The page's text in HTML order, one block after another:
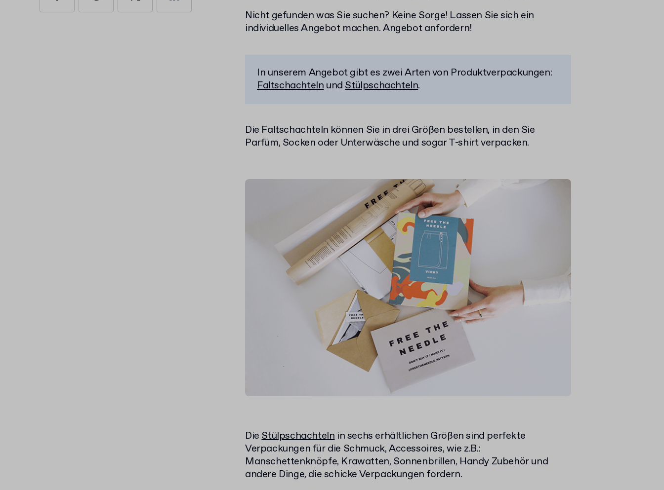
Nicht gefunden was Sie suchen? Keine Sorge! Lassen Sie sich ein
individuelles Angebot machen. Angebot anfordern!
In unserem Angebot gibt es zwei Arten von Produktverpackungen:
FaltschachtelnundStülpschachteln.
Die Faltschachteln können Sie in drei Größen bestellen, in den Sie
Parfüm, Socken oder Unterwäsche und sogar T-shirt verpacken.
DieStülpschachtelnin sechs erhältlichen Größen sind perfekte
Verpackungen für die Schmuck, Accessoires, wie z.B.:
Manschettenknöpfe, Krawatten, Sonnenbrillen, Handy Zubehör und
andere Dinge, die schicke Verpackungen fordern.